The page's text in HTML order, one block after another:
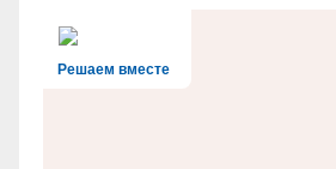
Решаем вместе